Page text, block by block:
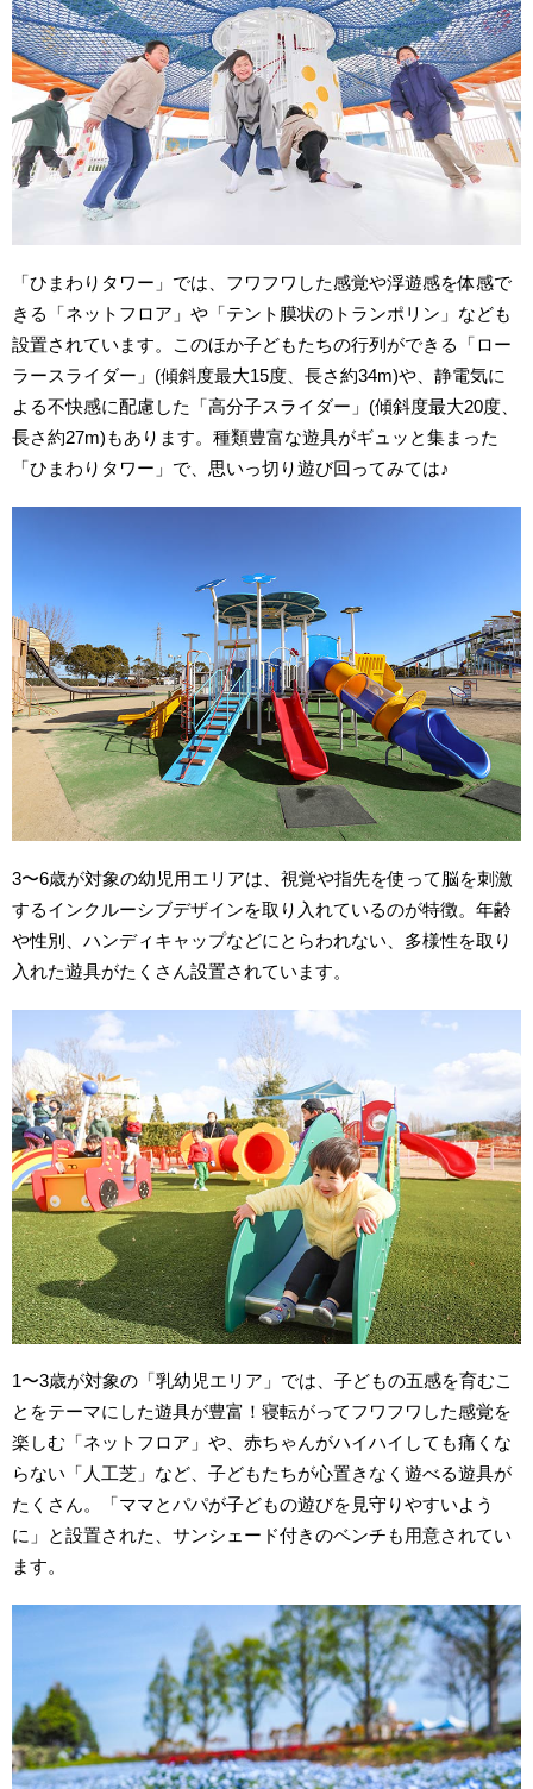
「ひまわりタワー」では、フワフワした感覚や浮遊感を体感で
きる「ネットフロア」や「テント膜状のトランポリン」なども
設置されています。このほか子どもたちの行列ができる「ロー
ラースライダー」(傾斜度最大15度、長さ約34m)や、静電気に
よる不快感に配慮した「高分子スライダー」(傾斜度最大20度、
長さ約27m)もあります。種類豊富な遊具がギュッと集まった
「ひまわりタワー」で、思いっ切り遊び回ってみては♪
3〜6歳が対象の幼児用エリアは、視覚や指先を使って脳を刺激
するインクルーシブデザインを取り入れているのが特徴。年齢
や性別、ハンディキャップなどにとらわれない、多様性を取り
入れた遊具がたくさん設置されています。
1〜3歳が対象の「乳幼児エリア」では、子どもの五感を育むこ
とをテーマにした遊具が豊富！寝転がってフワフワした感覚を
楽しむ「ネットフロア」や、赤ちゃんがハイハイしても痛くな
らない「人工芝」など、子どもたちが心置きなく遊べる遊具が
たくさん。「ママとパパが子どもの遊びを見守りやすいよう
に」と設置された、サンシェード付きのベンチも用意されてい
ます。